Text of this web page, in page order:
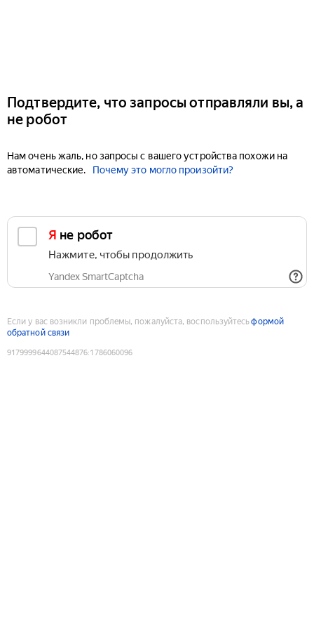
Подтвердите, что запросы отправляли вы, а
не робот
Нам очень жаль, но запросы с вашего устройства похожи на
автоматические.
Почему это могло произойти?
Я не робот
Нажмите, чтобы продолжить
Yandex SmartCaptcha
Если у вас возникли проблемы, пожалуйста, воспользуйтесьформой
обратной связи
9179999644087544876:1786060096